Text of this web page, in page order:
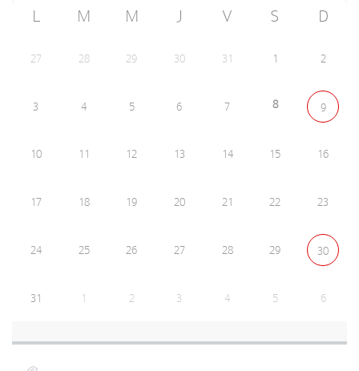
L M M J V S D
27 28 29 30 31 1 2
3 4 5 6 7 8 9
10 11 12 13 14 15 16
17 18 19 20 21 22 23
24 25 26 27 28 29 30
31 1 2 3 4 5 6